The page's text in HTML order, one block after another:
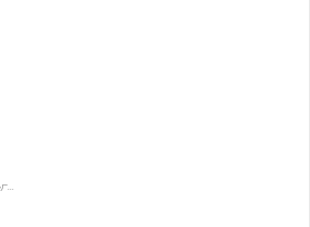
...